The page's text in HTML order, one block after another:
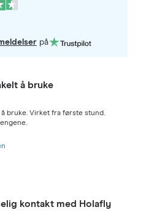
på
å bruke
å bruke. Virket fra første stund.
kontakt med Holafly